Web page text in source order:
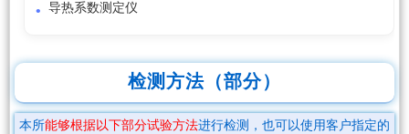
导热系数测定仪
检测方法（部分）
本所能够根据以下部分试验方法进行检测，也可以使用客户指定的